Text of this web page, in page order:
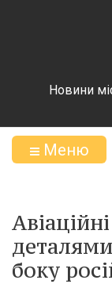
Новини
Меню
боку